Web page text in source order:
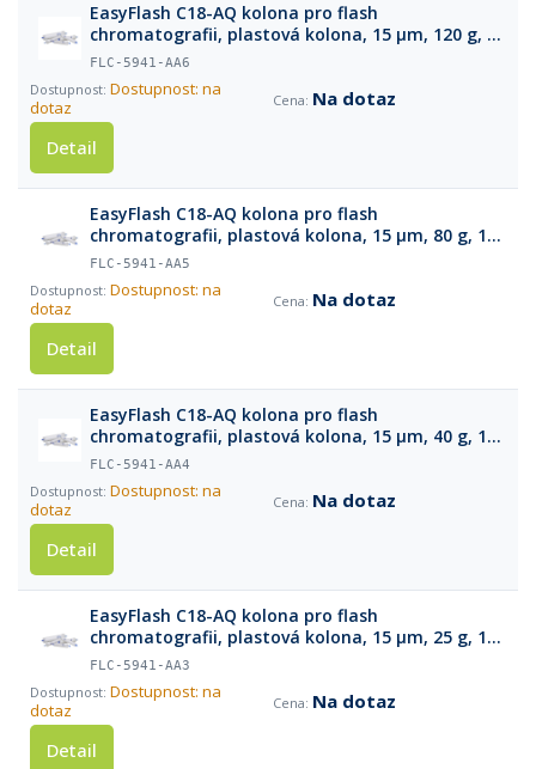
EasyFlash C18-AQ kolona pro flash
chromatografii, plastová kolona, 15 µm, 120 g, 1
ks
FLC-5941-AA6
Dostupnost: na
dotaz
Na dotaz
Detail
EasyFlash C18-AQ kolona pro flash
chromatografii, plastová kolona, 15 µm, 80 g, 1
ks
FLC-5941-AA5
Dostupnost: na
dotaz
Na dotaz
Detail
EasyFlash C18-AQ kolona pro flash
chromatografii, plastová kolona, 15 µm, 40 g, 1
ks
FLC-5941-AA4
Dostupnost: na
dotaz
Na dotaz
Detail
EasyFlash C18-AQ kolona pro flash
chromatografii, plastová kolona, 15 µm, 25 g, 1
ks
FLC-5941-AA3
Dostupnost: na
dotaz
Na dotaz
Detail